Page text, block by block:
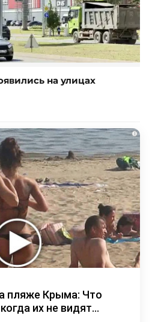
на улицах
i
пляже Крыма: Что
их не видят...